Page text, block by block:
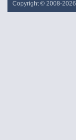
Copyright © 2008-2026